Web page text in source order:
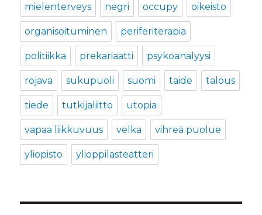
mielenterveys negri occupy oikeisto
organisoituminen periferiterapia
politiikka prekariaatti psykoanalyysi
rojava sukupuoli suomi taide talous
tiede tutkijaliitto utopia
vapaa liikkuvuus velka vihreä puolue
yliopisto ylioppilasteatteri